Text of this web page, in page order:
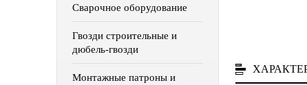
Сварочное оборудование
Гвозди строительные и
дюбель-гвозди
Монтажные патроны и